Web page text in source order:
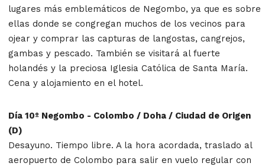
lugares más emblemáticos de Negombo, ya que es sobre
ellas donde se congregan muchos de los vecinos para
ojear y comprar las capturas de langostas, cangrejos,
gambas y pescado. También se visitará al fuerte
holandés y la preciosa Iglesia Católica de Santa María.
Cena y alojamiento en el hotel.
Día 10º Negombo - Colombo / Doha / Ciudad de Origen
(D)
Desayuno. Tiempo libre. A la hora acordada, traslado al
aeropuerto de Colombo para salir en vuelo regular con